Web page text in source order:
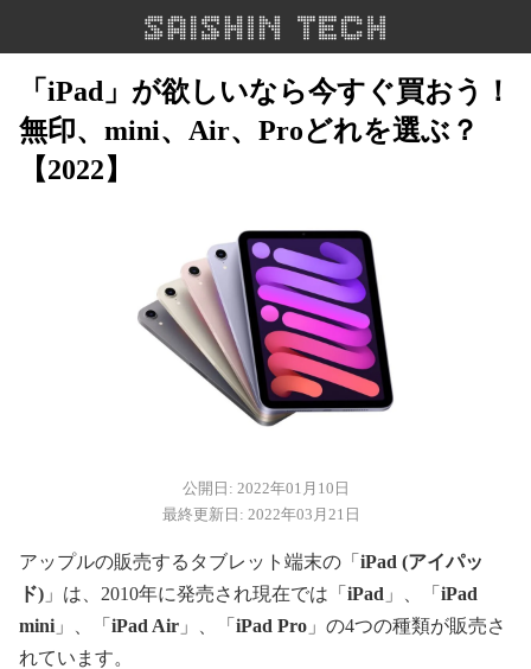
「iPad」が欲しいなら今すぐ買おう！
無印、mini、Air、Proどれを選ぶ？
【2022】
公開日: 2022年01月10日
最終更新日: 2022年03月21日
アップルの販売するタブレット端末の「 iPad (アイパッ
ド) 」は、2010年に発売され現在では「 iPad 」、「 iPad
mini 」、「 iPad Air 」、「 iPad Pro 」の4つの種類が販売さ
れています。